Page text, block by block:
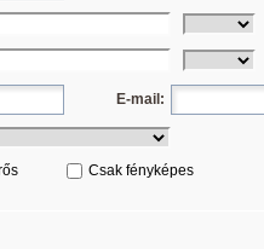
E-mail:
Csak fényképes